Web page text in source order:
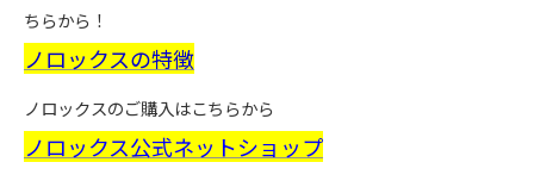
ちらから！
ノロックスの特徴
ノロックスのご購入はこちらから
ノロックス公式ネットショップ